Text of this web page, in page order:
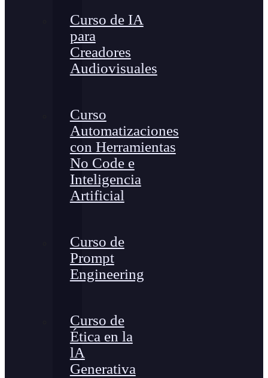
Curso de IA
para
Creadores
Audiovisuales
Curso
Automatizaciones
con Herramientas
No Code e
Inteligencia
Artificial
Curso de
Prompt
Engineering
Curso de
Ética en la
lA
Generativa